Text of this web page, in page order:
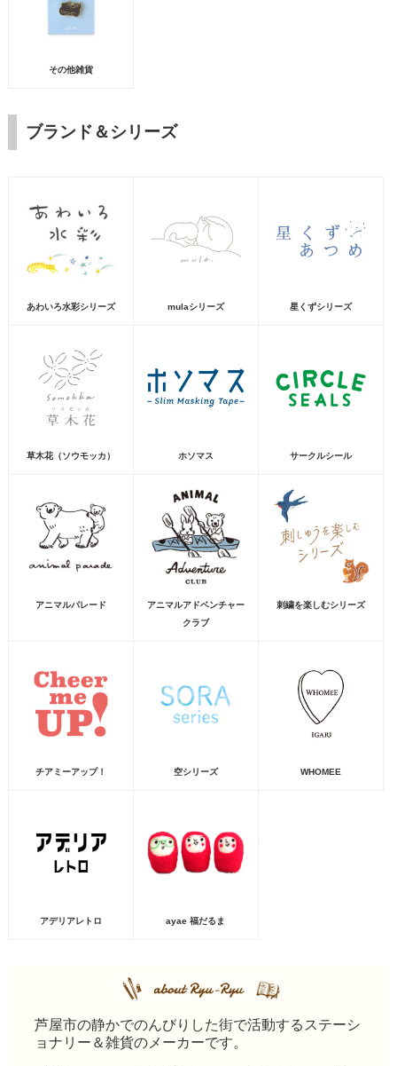
その他雑貨
ブランド＆シリーズ
あわいろ水彩シリーズ mulaシリーズ 星くずシリーズ
草木花（ソウモッカ） ホソマス サークルシール
アニマルパレード
アニマルアドベンチャー
クラブ
刺繍を楽しむシリーズ
チアミーアップ！ 空シリーズ WHOMEE
アデリアレトロ ayae 福だるま
芦屋市の静かでのんびりした街で活動するステーシ
ョナリー＆雑貨のメーカーです。